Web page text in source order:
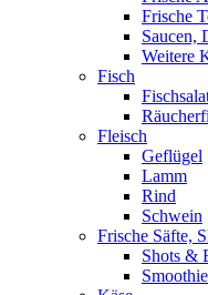
Frische
Saucen,
Weitere
Fisch
Fleisch
Geflügel
Lamm
Rind
Schwein
Frische Säfte,
Shots &